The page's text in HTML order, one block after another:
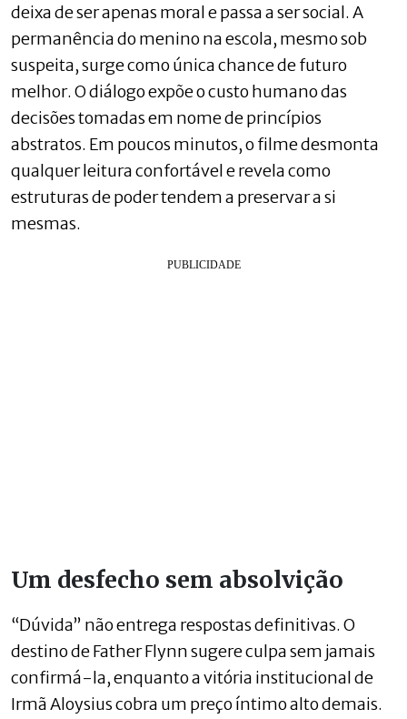
deixa de ser apenas moral e passa a ser social. A
permanência do menino na escola, mesmo sob
suspeita, surge como única chance de futuro
melhor. O diálogo expõe o custo humano das
decisões tomadas em nome de princípios
abstratos. Em poucos minutos, o filme desmonta
qualquer leitura confortável e revela como
estruturas de poder tendem a preservar a si
mesmas.
Um desfecho sem absolvição
“Dúvida” não entrega respostas definitivas. O
destino de Father Flynn sugere culpa sem jamais
confirmá-la, enquanto a vitória institucional de
Irmã Aloysius cobra um preço íntimo alto demais.